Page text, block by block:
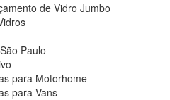
de Vidro Jumbo
Paulo
para Motorhome
para Vans